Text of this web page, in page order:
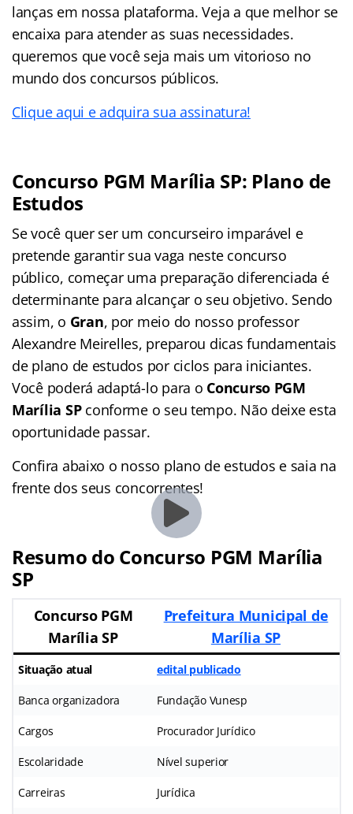
lanças em nossa plataforma. Veja a que melhor se
encaixa para atender as suas necessidades.
queremos que você seja mais um vitorioso no
mundo dos concursos públicos.
Clique aqui e adquira sua assinatura!
Concurso PGM Marília SP: Plano de
Estudos
Se você quer ser um concurseiro imparável e
pretende garantir sua vaga neste concurso
público, começar uma preparação diferenciada é
determinante para alcançar o seu objetivo. Sendo
assim, o Gran, por meio do nosso professor
Alexandre Meirelles, preparou dicas fundamentais
de plano de estudos por ciclos para iniciantes.
Você poderá adaptá-lo para o Concurso PGM
Marília SPconforme o seu tempo. Não deixe esta
oportunidade passar.
Confira abaixo o nosso plano de estudos e saia na
frente dos seus concorrentes!
Resumo do Concurso PGM Marília
SP
Concurso PGM
Marília SP
Prefeitura Municipal de
Marília SP
Situação atual edital publicado
Banca organizadora Fundação Vunesp
Cargos Procurador Jurídico
Escolaridade Nível superior
Carreiras Jurídica